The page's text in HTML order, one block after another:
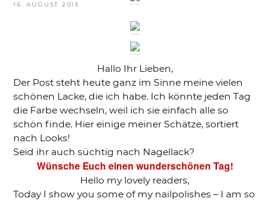
VERÖFFENTLICHT
16. AUGUST 2013
Hallo Ihr Lieben,
Der Post steht heute ganz im Sinne meine vielen
schönen Lacke, die ich habe. Ich könnte jeden Tag
die Farbe wechseln, weil ich sie einfach alle so
schön finde. Hier einige meiner Schätze, sortiert
nach Looks!
Seid ihr auch süchtig nach Nagellack?
Wünsche Euch einen wunderschönen Tag!
Hello my lovely readers,
Today I show you some of my nailpolishes – I am so